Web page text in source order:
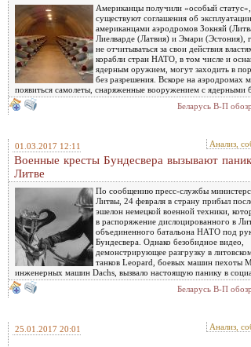
Американцы получили «особый
существуют соглашения об эксплуатации
американцами аэродромов Зокняй
Лиелварде (Латвия) и Эмари (Эстония),
не отчитываться за свои действия
корабли стран НАТО, в том числе и
ядерным оружием, могут заходить в
без разрешения. Вскоре на аэродромах
появиться самолеты, снаряженные вооружением с ядерными
Беларусь В-П
01.03.2017 12:11 Анализ,
Военные кресты Бундесвера вызывают
Литве
По сообщению пресс-службы
Литвы, 24 февраля в страну прибыл
эшелон немецкой военной техники,
в распоряжение дислоцированного в
объединенного батальона НАТО под
Бундесвера. Однако безобидное видео,
демонстрирующее разгрузку в
танков Leopard, боевых машин пехоты
инженерных машин Dachs, вызвало настоящую панику в
Беларусь В-П
25.01.2017 20:01 Анализ,